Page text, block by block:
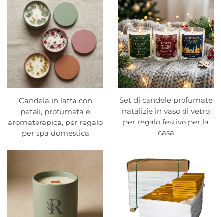
Candela in latta con
petali, profumata e
aromaterapica, per regalo
per spa domestica
Set di candele profumate
natalizie in vaso di vetro
per regalo festivo per la
casa